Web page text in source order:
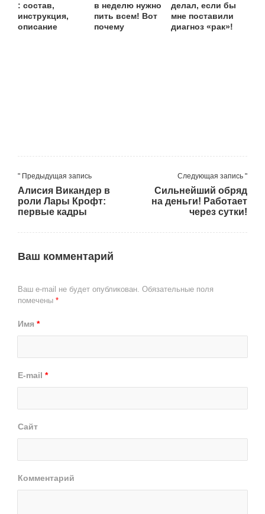
: состав,
инструкция,
описание
в неделю нужно
пить всем! Вот
почему
делал, если бы
мне поставили
диагноз «рак»!
" Предыдущая запись
Алисия Викандер в
роли Лары Крофт:
первые кадры
Следующая запись "
Сильнейший обряд
на деньги! Работает
через сутки!
Ваш комментарий
Ваш e-mail не будет опубликован. Обязательные поля
помечены *
Имя *
E-mail *
Сайт
Комментарий